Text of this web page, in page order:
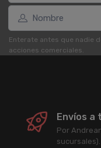
Enterate antes que nadie
acciones comerciales.
Envíos a
Por
sucursales).